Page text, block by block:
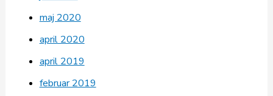
maj 2020
april 2020
april 2019
februar 2019